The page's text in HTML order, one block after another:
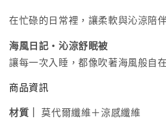
在忙碌的日常裡，讓柔軟與沁涼陪
海風日記・沁涼舒眠被
讓每一次入睡，都像吹著海風般自
商品資訊
材質｜ 莫代爾纖維＋涼感纖維